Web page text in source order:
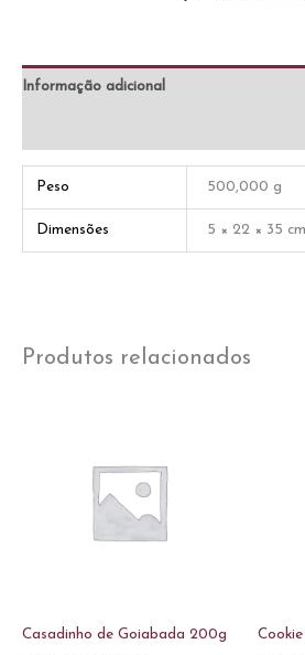
Informação adicional
Peso 500,000 g
Dimensões 5 × 22 × 35 cm
Produtos relacionados
Casadinho de Goiabada 200g